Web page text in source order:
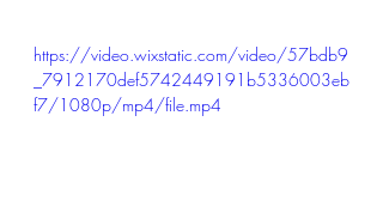
https://video.wixstatic.com/video/57bdb9
_7912170def5742449191b5336003eb
f7/1080p/mp4/file.mp4